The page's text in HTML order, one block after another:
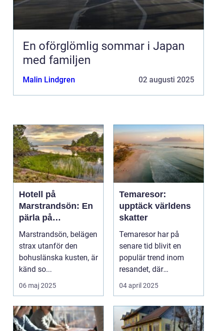
En oförglömlig sommar i Japan
med familjen
Malin Lindgren 02 augusti 2025
Hotell på
Marstrandsön: En
pärla på
västkusten
Marstrandsön, belägen
strax utanför den
bohuslänska kusten, är
känd so...
06 maj 2025
Temaresor:
upptäck världens
skatter
Temaresor har på
senare tid blivit en
populär trend inom
resandet, där
resenäre...
04 april 2025